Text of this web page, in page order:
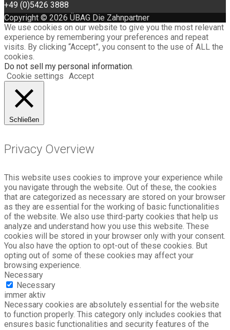
+49 (0)5426 3888
Copyright © 2026 ÜBAG Die Zahnpartner
We use cookies on our website to give you the most relevant
experience by remembering your preferences and repeat
visits. By clicking “Accept”, you consent to the use of ALL the
cookies.
Do not sell my personal information
Cookie settings Accept
Schließen
Privacy Overview
This website uses cookies to improve your experience while
you navigate through the website. Out of these, the cookies
that are categorized as necessary are stored on your browser
as they are essential for the working of basic functionalities
of the website. We also use third-party cookies that help us
analyze and understand how you use this website. These
cookies will be stored in your browser only with your consent.
You also have the option to opt-out of these cookies. But
opting out of some of these cookies may affect your
browsing experience.
Necessary
Necessary
immer aktiv
Necessary cookies are absolutely essential for the website
to function properly. This category only includes cookies that
ensures basic functionalities and security features of the